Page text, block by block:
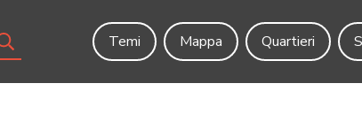
Temi
Mappa Quartieri